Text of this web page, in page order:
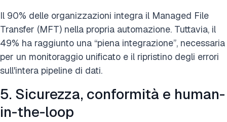
Il 90% delle organizzazioni integra il Managed File
Transfer (MFT) nella propria automazione. Tuttavia, il
49% ha raggiunto una “piena integrazione”, necessaria
per un monitoraggio unificato e il ripristino degli errori
sull'intera pipeline di dati.
5. Sicurezza, conformità e human-
in-the-loop